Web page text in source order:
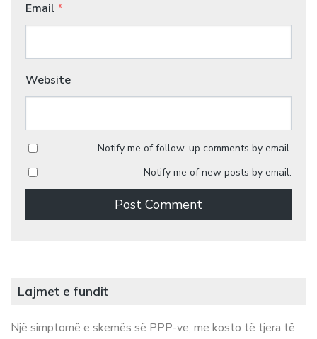
Email *
Website
Notify me of follow-up comments by email.
Notify me of new posts by email.
Lajmet e fundit
Një simptomë e skemës së PPP-ve, me kosto të tjera të